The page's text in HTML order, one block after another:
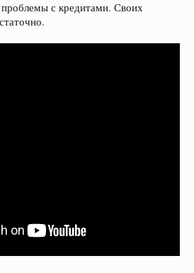
с кредитами. Своих